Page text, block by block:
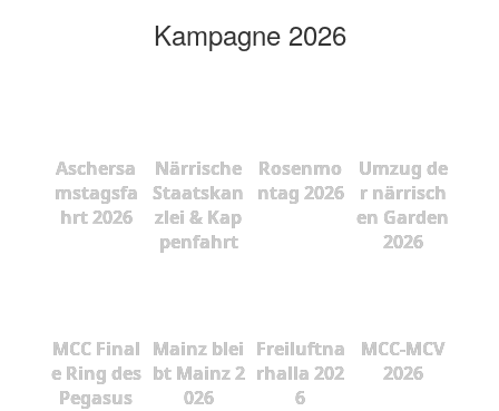
Kampagne 2026
Aschersa
mstagsfa
hrt 2026
Närrische
Staatskan
zlei & Kap
penfahrt
Rosenmo
ntag 2026
Umzug de
r närrisch
en Garden
2026
MCC Final
e Ring des
Pegasus
Mainz blei
bt Mainz 2
026
Freiluftna
rhalla 202
6
MCC-MCV
2026